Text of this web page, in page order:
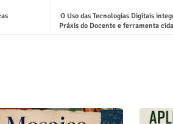
O Uso das Tecnologias Digitais
Práxis do Docente e ferramenta